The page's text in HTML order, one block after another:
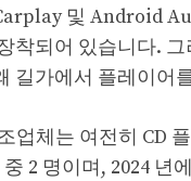
및 Android
착되어 있습니다.
길가에서 플레이어
업체는 여전히 CD
2 명이며, 2024 년